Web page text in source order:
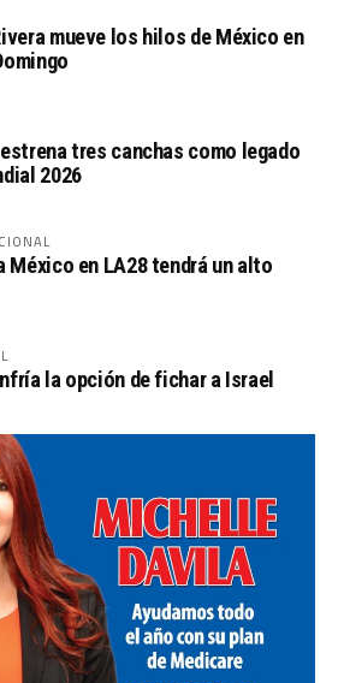
mueve los hilos de México en
tres canchas como legado
2026
México en LA28 tendrá un alto
la opción de fichar a Israel